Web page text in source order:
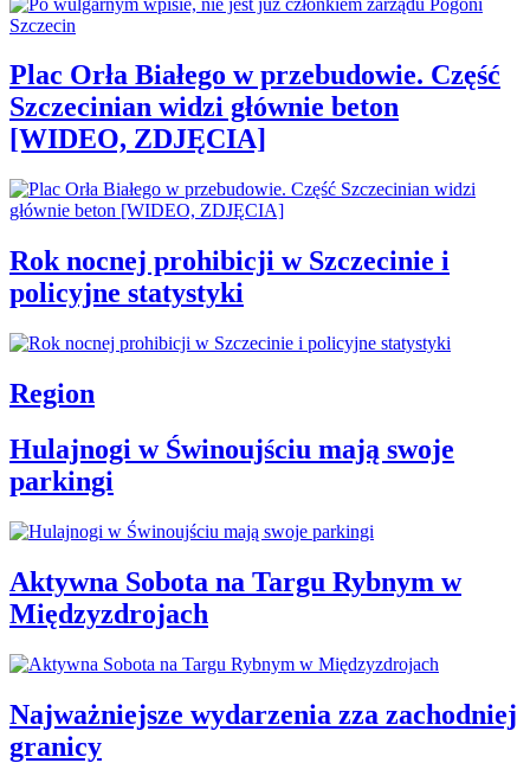
Plac Orła Białego w przebudowie. Część
Szczecinian widzi głównie beton
[WIDEO, ZDJĘCIA]
Rok nocnej prohibicji w Szczecinie i
policyjne statystyki
Region
Hulajnogi w Świnoujściu mają swoje
parkingi
Aktywna Sobota na Targu Rybnym w
Międzyzdrojach
Najważniejsze wydarzenia zza zachodniej
granicy